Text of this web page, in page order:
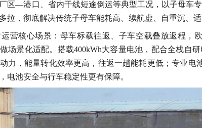
区—港口、省内干线短途倒运等典型工况，以子母车
拉，彻底解决传统子母车能耗高、续航虚、自重沉、适
营核心场景：母车标载往返、子车空载叠放返程，
场景化适配。搭载400kWh大容量电池，配合全栈自
力，能量转化效率更高，往返一趟能耗更低；专业电
电池安全与行车稳定性更有保障。